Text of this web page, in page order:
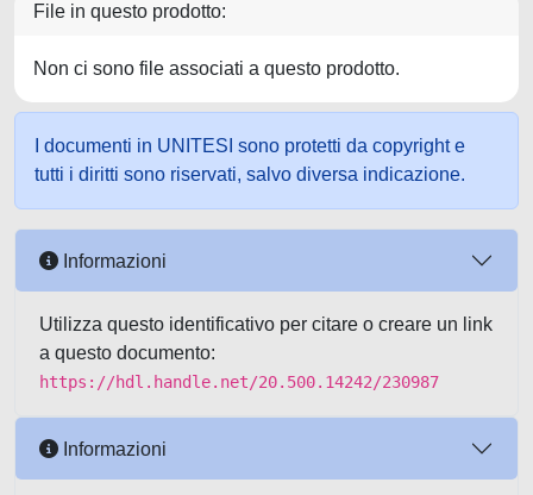
File in questo prodotto:
Non ci sono file associati a questo prodotto.
I documenti in UNITESI sono protetti da copyright e
tutti i diritti sono riservati, salvo diversa indicazione.
Informazioni
Utilizza questo identificativo per citare o creare un link
a questo documento:
https://hdl.handle.net/20.500.14242/230987
Informazioni